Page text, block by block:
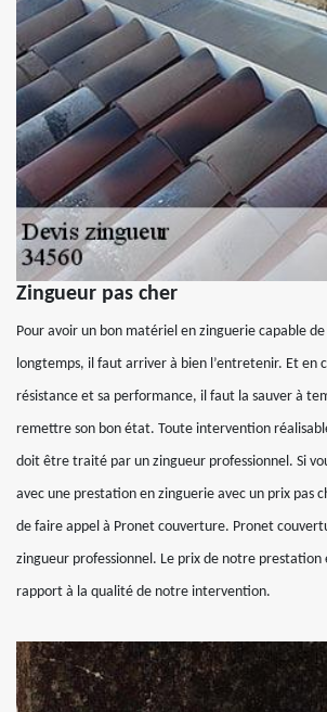
Zingueur pas cher
Pour avoir un bon matériel en zinguerie capable
longtemps, il faut arriver à bien l’entretenir. Et en
résistance et sa performance, il faut la sauver à
remettre son bon état. Toute intervention
doit être traité par un zingueur professionnel. Si
avec une prestation en zinguerie avec un prix pas
de faire appel à Pronet couverture. Pronet
zingueur professionnel. Le prix de notre
rapport à la qualité de notre intervention.